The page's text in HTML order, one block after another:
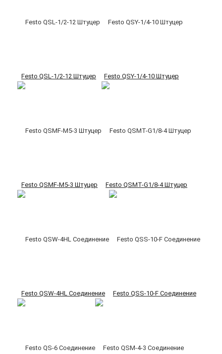
Festo QSL-1/2-12 Штуцер Festo QSY-1/4-10 Штуцер
Festo QSMF-M5-3 Штуцер Festo QSMT-G1/8-4 Штуцер
Festo QSW-4HL Соединение Festo QSS-10-F Соединение